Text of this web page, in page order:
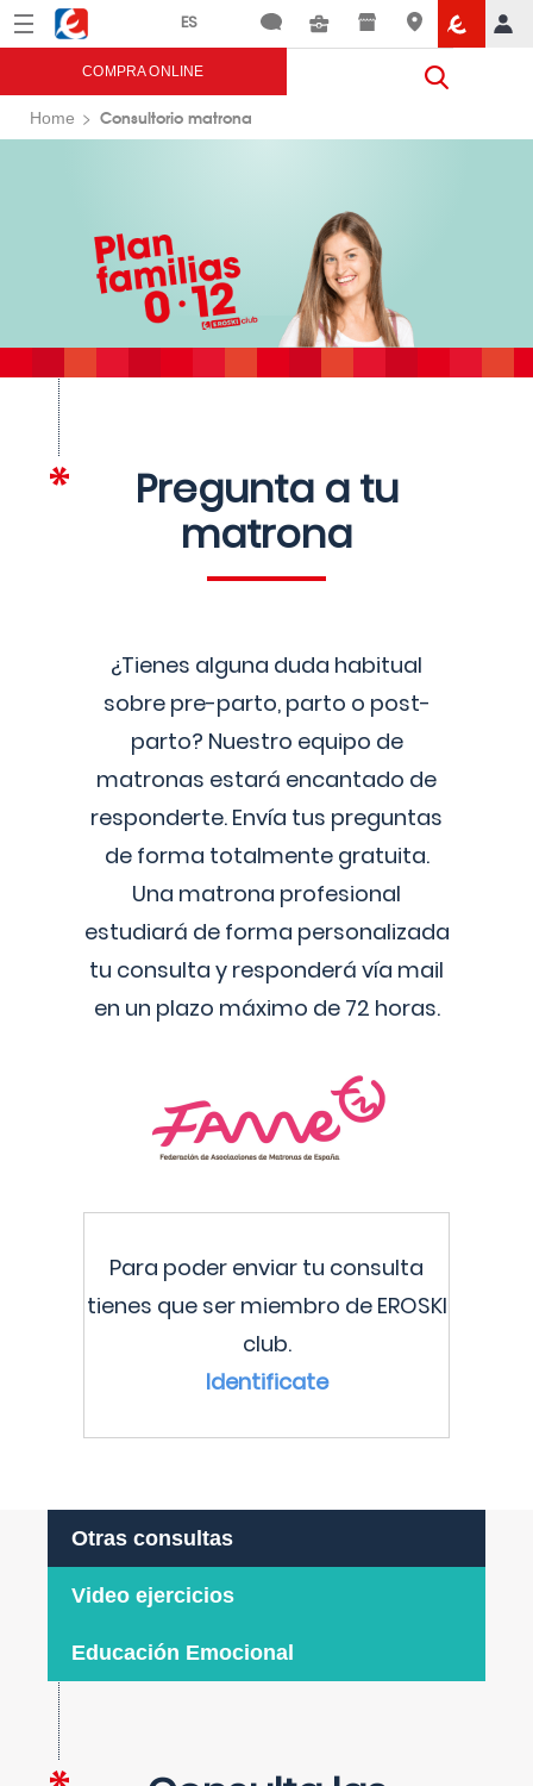
Menú Eroski
COMPRA ONLINE
Home Consultorio matrona
Pregunta a tu
matrona
¿Tienes alguna duda habitual
sobre pre-parto, parto o post-
parto? Nuestro equipo de
matronas estará encantado de
responderte. Envía tus preguntas
de forma totalmente gratuita.
Una matrona profesional
estudiará de forma personalizada
tu consulta y responderá vía mail
en un plazo máximo de 72 horas.
Para poder enviar tu consulta
tienes que ser miembro de EROSKI
club.
Identificate
Otras consultas
Video ejercicios
Educación Emocional